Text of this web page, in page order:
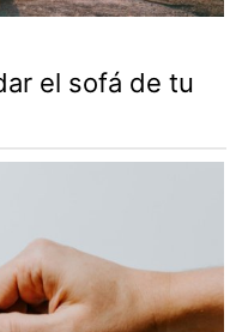
el sofá de tu